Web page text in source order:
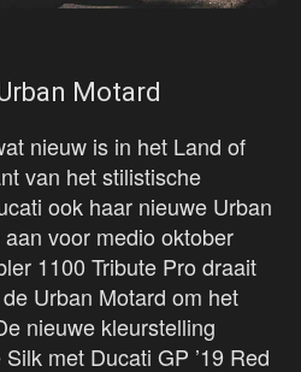
Motard
nieuw is in het Land of
van het stilistische
ook haar nieuwe Urban
voor medio oktober
1100 Tribute Pro draait
Urban Motard om het
nieuwe kleurstelling
met Ducati GP ’19 Red